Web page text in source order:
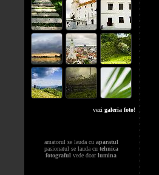
vezi galeria foto!
amatorul se lauda cu aparatul
pasionatul se lauda cu tehnica
fotograful vede doarlumina